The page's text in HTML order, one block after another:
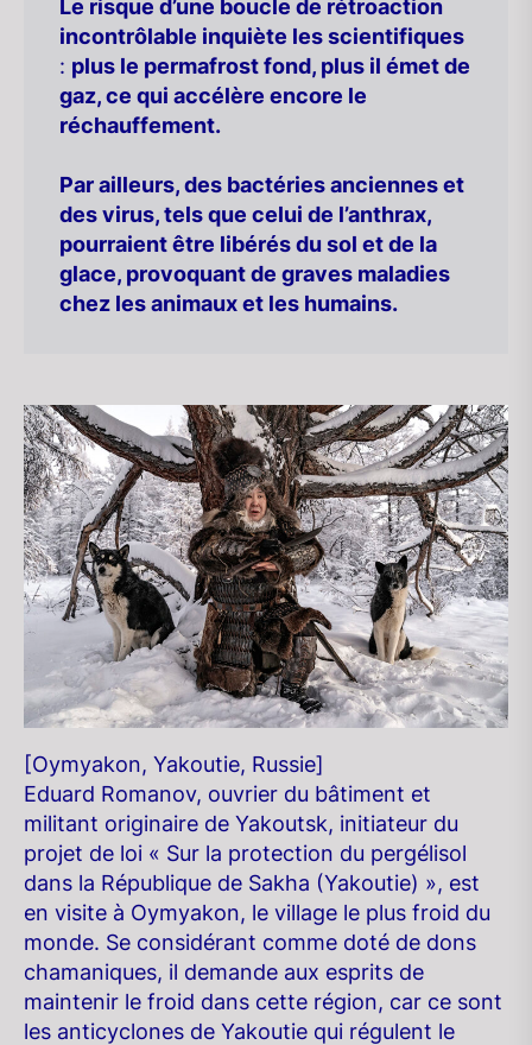
Le risque d’une boucle de rétroaction
incontrôlable inquiète les scientifiques
: plus le permafrost fond, plus il émet de
gaz, ce qui accélère encore le
réchauffement.
Par ailleurs, des bactéries anciennes et
des virus, tels que celui de l’anthrax,
pourraient être libérés du sol et de la
glace, provoquant de graves maladies
chez les animaux et les humains.
[Oymyakon, Yakoutie, Russie]
Eduard Romanov, ouvrier du bâtiment et
militant originaire de Yakoutsk, initiateur du
projet de loi « Sur la protection du pergélisol
dans la République de Sakha (Yakoutie) », est
en visite à Oymyakon, le village le plus froid du
monde. Se considérant comme doté de dons
chamaniques, il demande aux esprits de
maintenir le froid dans cette région, car ce sont
les anticyclones de Yakoutie qui régulent le